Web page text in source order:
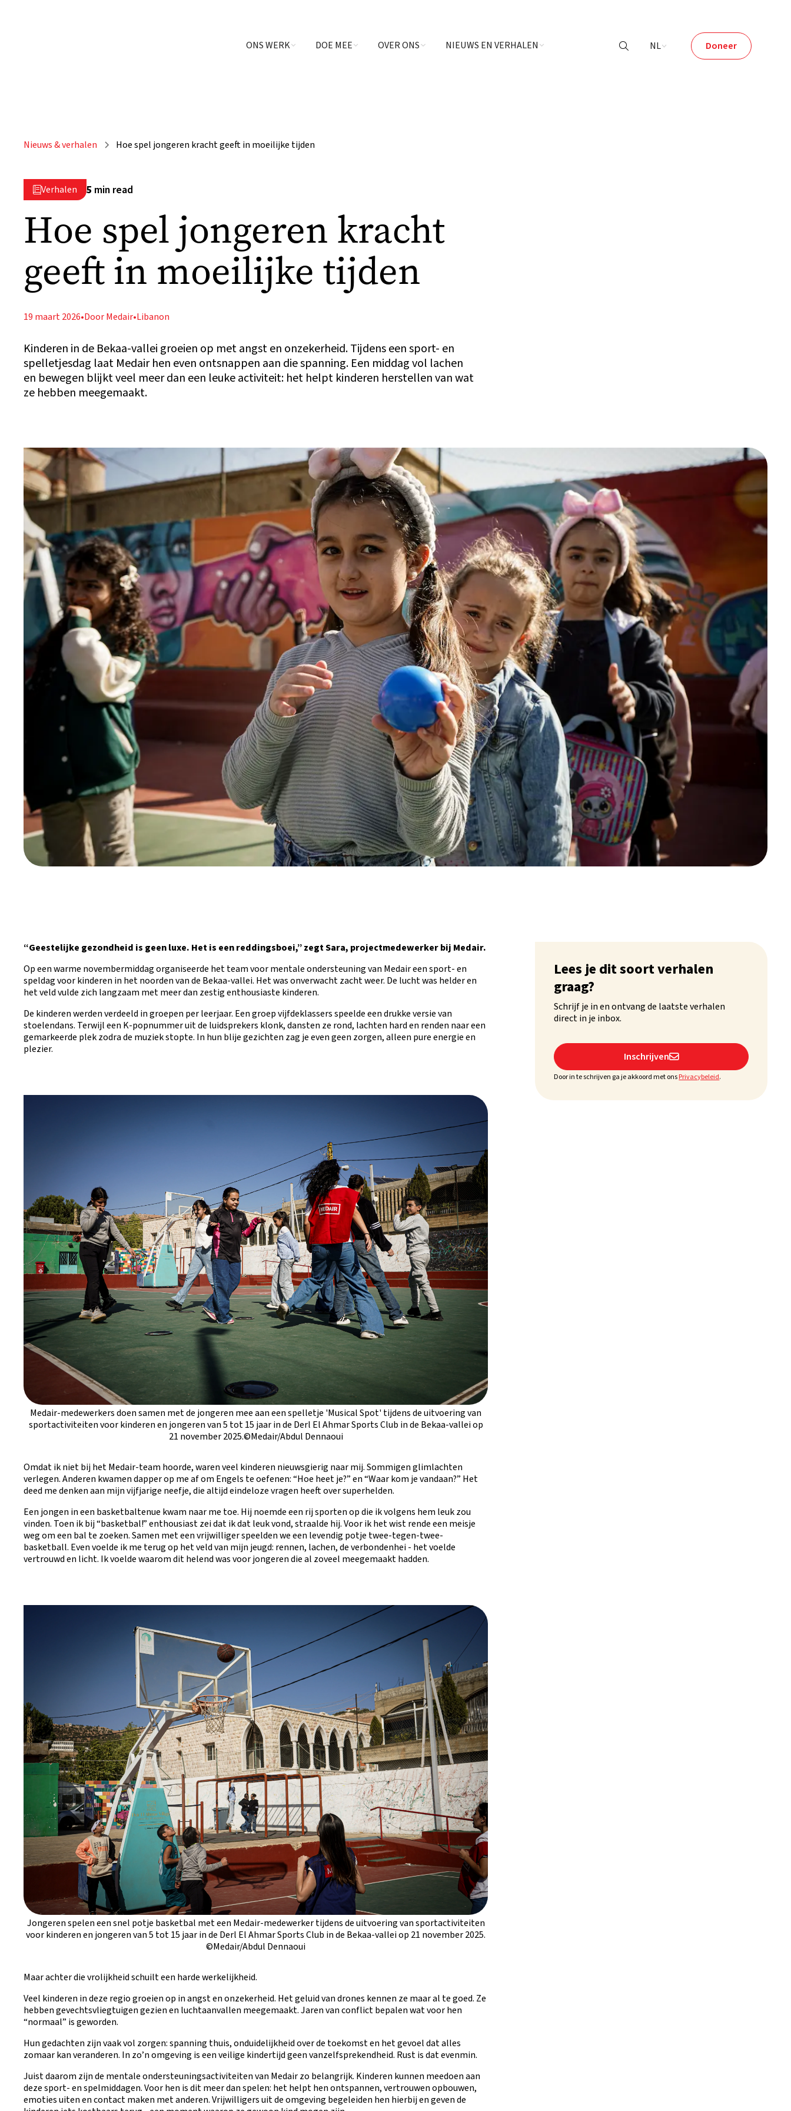
ONS WERK DOE MEE OVER ONS NIEUWS EN VERHALEN  NL Doneer
Nieuws & verhalen Hoe spel jongeren kracht geeft in moeilijke tijden
Verhalen 5 min read
Hoe spel jongeren kracht
geeft in moeilijke tijden
19 maart 2026•Door Medair•Libanon
Kinderen in de Bekaa-vallei groeien op met angst en onzekerheid. Tijdens een sport- en
spelletjesdag laat Medair hen even ontsnappen aan die spanning. Een middag vol lachen
en bewegen blijkt veel meer dan een leuke activiteit: het helpt kinderen herstellen van wat
ze hebben meegemaakt.
“Geestelijke gezondheid is geen luxe. Het is een reddingsboei,” zegt Sara, projectmedewerker bij Medair.
Op een warme novembermiddag organiseerde het team voor mentale ondersteuning van Medair een sport- en
speldag voor kinderen in het noorden van de Bekaa-vallei. Het was onverwacht zacht weer. De lucht was helder en
het veld vulde zich langzaam met meer dan zestig enthousiaste kinderen.
De kinderen werden verdeeld in groepen per leerjaar. Een groep vijfdeklassers speelde een drukke versie van
stoelendans. Terwijl een K-popnummer uit de luidsprekers klonk, dansten ze rond, lachten hard en renden naar een
gemarkeerde plek zodra de muziek stopte. In hun blije gezichten zag je even geen zorgen, alleen pure energie en
plezier.
Medair-medewerkers doen samen met de jongeren mee aan een spelletje 'Musical Spot' tijdens de uitvoering van
sportactiviteiten voor kinderen en jongeren van 5 tot 15 jaar in de Derl El Ahmar Sports Club in de Bekaa-vallei op
21 november 2025.©Medair/Abdul Dennaoui
Omdat ik niet bij het Medair-team hoorde, waren veel kinderen nieuwsgierig naar mij. Sommigen glimlachten
verlegen. Anderen kwamen dapper op me af om Engels te oefenen: “Hoe heet je?” en “Waar kom je vandaan?” Het
deed me denken aan mijn vijfjarige neefje, die altijd eindeloze vragen heeft over superhelden.
Een jongen in een basketbaltenue kwam naar me toe. Hij noemde een rij sporten op die ik volgens hem leuk zou
vinden. Toen ik bij “basketbal!” enthousiast zei dat ik dat leuk vond, straalde hij. Voor ik het wist rende een meisje
weg om een bal te zoeken. Samen met een vrijwilliger speelden we een levendig potje twee-tegen-twee-
basketball. Even voelde ik me terug op het veld van mijn jeugd: rennen, lachen, de verbondenhei - het voelde
vertrouwd en licht. Ik voelde waarom dit helend was voor jongeren die al zoveel meegemaakt hadden.
Jongeren spelen een snel potje basketbal met een Medair-medewerker tijdens de uitvoering van sportactiviteiten
voor kinderen en jongeren van 5 tot 15 jaar in de Derl El Ahmar Sports Club in de Bekaa-vallei op 21 november 2025.
©Medair/Abdul Dennaoui
Maar achter die vrolijkheid schuilt een harde werkelijkheid.
Veel kinderen in deze regio groeien op in angst en onzekerheid. Het geluid van drones kennen ze maar al te goed. Ze
hebben gevechtsvliegtuigen gezien en luchtaanvallen meegemaakt. Jaren van conflict bepalen wat voor hen
“normaal” is geworden.
Hun gedachten zijn vaak vol zorgen: spanning thuis, onduidelijkheid over de toekomst en het gevoel dat alles
zomaar kan veranderen. In zo’n omgeving is een veilige kindertijd geen vanzelfsprekendheid. Rust is dat evenmin.
Juist daarom zijn de mentale ondersteuningsactiviteiten van Medair zo belangrijk. Kinderen kunnen meedoen aan
deze sport- en spelmiddagen. Voor hen is dit meer dan spelen: het helpt hen ontspannen, vertrouwen opbouwen,
emoties uiten en contact maken met anderen. Vrijwilligers uit de omgeving begeleiden hen hierbij en geven de
Lees je dit soort verhalen
graag?
Schrijf je in en ontvang de laatste verhalen
direct in je inbox.
Inschrijven
Door in te schrijven ga je akkoord met onsPrivacybeleid.